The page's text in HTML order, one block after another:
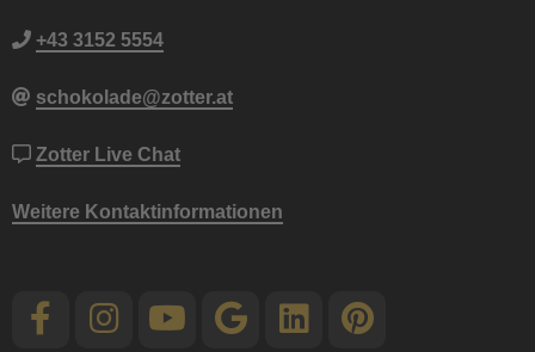
+43 3152 5554
schokolade@zotter.at
Zotter Live Chat
Weitere Kontaktinformationen